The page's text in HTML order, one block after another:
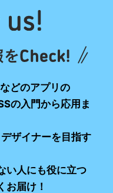
どのアプリの
の入門から応用ま
ザイナーを目指す
い人にも役に立つ
お届け！